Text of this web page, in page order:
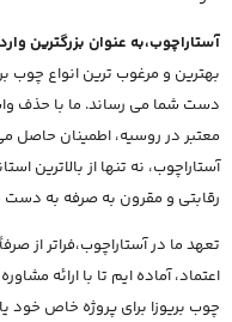
آستاراچوب،به عنوان بزرگترین
بهترین و مرغوب ترین انواع چوب
دست شما می رساند. ما با حذف
معتبر در روسیه، اطمینان حاصل
آستاراچوب، نه تنها از بالاترین
رقابتی و مقرون به صرفه به
تعهد ما در آستاراچوب،فراتر از
اعتماد، آماده ایم تا با ارائه
چوب بریوزا برای پروژه خاص خود